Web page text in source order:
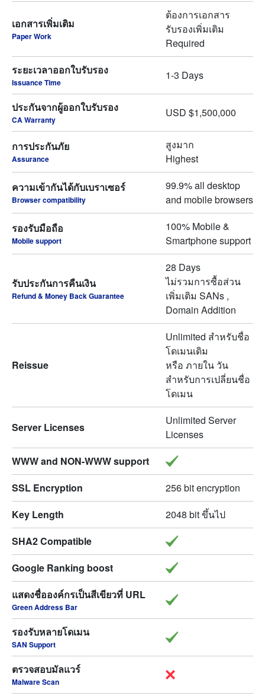
เอกสารเพิ่มเติม
Paper Work
ต้องการเอกสาร
รับรองเพิ่มเติม
Required
ระยะเวลาออกใบรับรอง
Issuance Time
1-3 Days
ประกันจากผู้ออกใบรับรอง
CA Warranty
USD $1,500,000
การประกันภัย
Assurance
สูงมาก
Highest
ความเข้ากันได้กับเบราเซอร์
Browser compatibility
99.9% all desktop
and mobile browsers
รองรับมือถือ
Mobile support
100% Mobile &
Smartphone support
รับประกันการคืนเงิน
Refund & Money Back Guarantee
28 Days
ไม่รวมการซื้อส่วน
เพิ่มเติม SANs ,
Domain Addition
Reissue
Unlimited สำหรับชื่อ
โดเมนเดิม
หรือ ภายใน วัน
สำหรับการเปลี่ยนชื่อ
โดเมน
Server Licenses
Unlimited Server
Licenses
WWW and NON-WWW support
SSL Encryption
256 bit encryption
Key Length
2048 bit ขึ้นไป
SHA2 Compatible
Google Ranking boost
แสดงชื่อองค์กรเป็นสีเขียวที่ URL
Green Address Bar
รองรับหลายโดเมน
SAN Support
ตรวจสอบมัลแวร์
Malware Scan